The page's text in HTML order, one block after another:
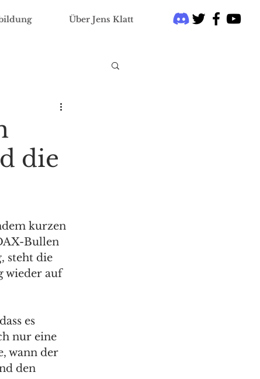
Über Jens Klatt
die
kurzen
Bullen
steht die
wieder auf
es
nur eine
wann der
den